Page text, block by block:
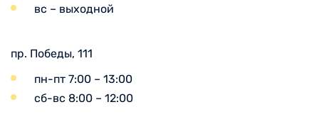
вс – выходной
пр. Победы, 111
пн-пт 7:00 – 13:00
сб-вс 8:00 – 12:00